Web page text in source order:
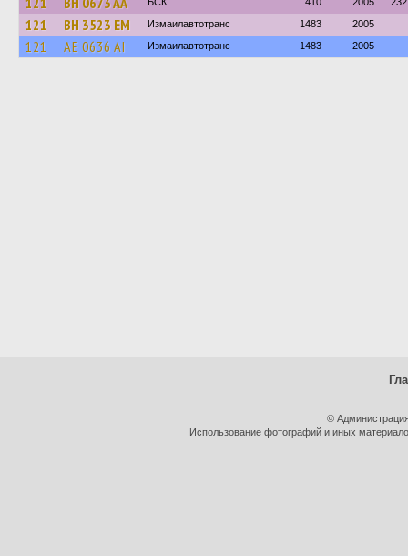
121 BH 3523 EM Измаилавтотранс 1483 2005
121 AE 0636 AI Измаилавтотранс 1483 2005
©
Использование фотографий и иных